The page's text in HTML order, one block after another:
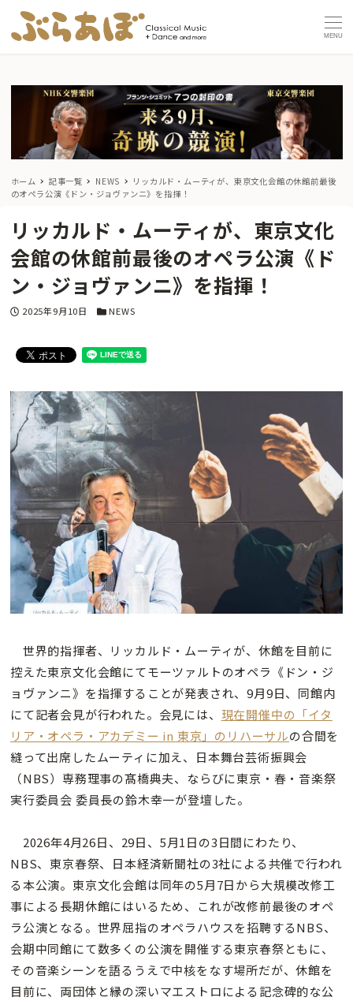
MENU
ホーム 記事一覧 NEWS
リッカルド・ムーティが、東京文化会館の休館前最後
のオペラ公演《ドン・ジョヴァンニ》を指揮！
リッカルド・ムーティが、東京文化
会館の休館前最後のオペラ公演《ド
ン・ジョヴァンニ》を指揮！
投稿日
2025年9月10日 カテゴリー
NEWS
世界的指揮者、リッカルド・ムーティが、休館を目前に
控えた東京文化会館にてモーツァルトのオペラ《ドン・ジ
ョヴァンニ》を指揮することが発表され、9月9日、同館内
にて記者会見が行われた。会見には、 現在開催中の「イタ
リア・オペラ・アカデミー in 東京」のリハーサルの合間を
縫って出席したムーティに加え、日本舞台芸術振興会
（NBS）専務理事の髙橋典夫、ならびに東京・春・音楽祭
実行委員会 委員長の鈴木幸一が登壇した。
2026年4月26日、29日、5月1日の3日間にわたり、
NBS、東京春祭、日本経済新聞社の3社による共催で行われ
る本公演。東京文化会館は同年の5月7日から大規模改修工
事による長期休館にはいるため、これが改修前最後のオペ
ラ公演となる。世界屈指のオペラハウスを招聘するNBS、
会期中同館にて数多くの公演を開催する東京春祭ともに、
その音楽シーンを語るうえで中核をなす場所だが、休館を
目前に、両団体と縁の深いマエストロによる記念碑的な公